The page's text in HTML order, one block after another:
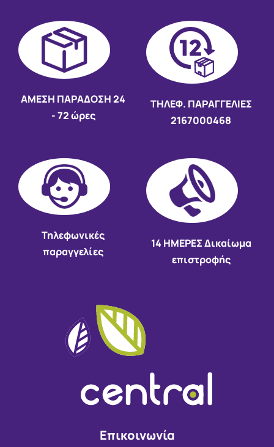
AMEΣΗ ΠΑΡΑΔΟΣΗ24
- 72 ώρες
ΤΗΛΕΦ. ΠΑΡΑΓΓΕΛΙΕΣ
2167000468
Τηλεφωνικές
παραγγελίες
14 HMEΡΕΣ Δικαίωμα
επιστροφής
Επικοινωνία